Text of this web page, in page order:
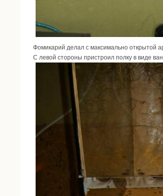
Фомикарий делал с максимально открытой
С левой стороны пристроил полку в виде